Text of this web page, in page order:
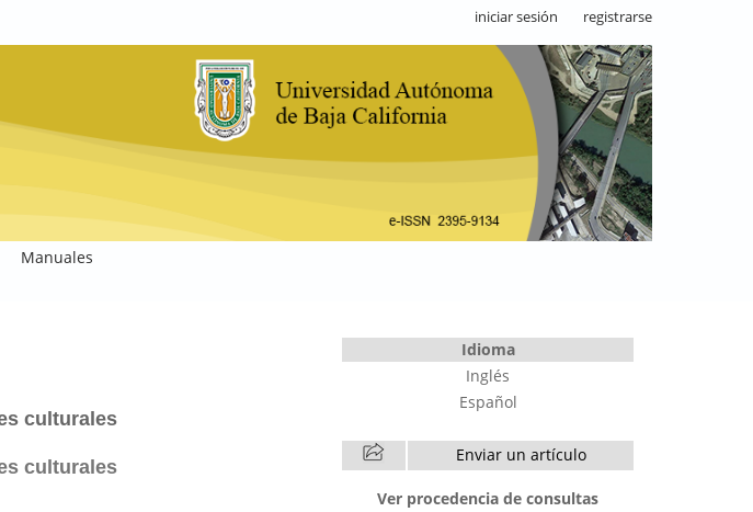
Manuales
iniciar sesión registrarse
culturales
culturales
Idioma
Inglés
Español
Enviar un artículo
Ver procedencia de consultas